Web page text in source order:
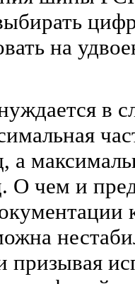
на
в
О чем и